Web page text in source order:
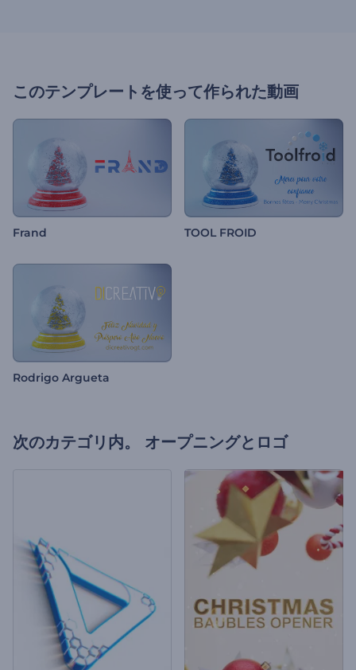
このテンプレートを使って作られた動画
Frand TOOL FROID
Rodrigo Argueta
次のカテゴリ内。 オープニングとロゴ